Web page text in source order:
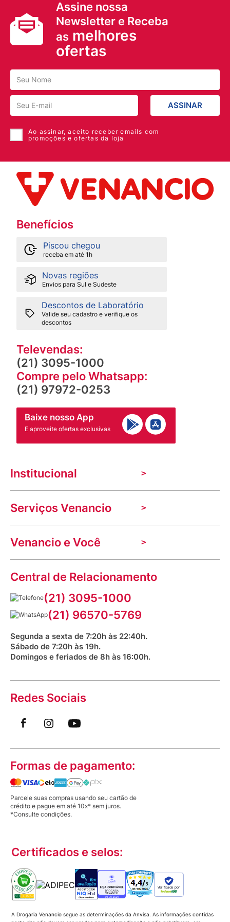
• Embalagem prática para uso diário e transporte
Assine nossa
Newsletter e Receba
as melhores
ofertas
ASSINAR
Ao assinar, aceito receber emails com
promoções e ofertas da loja
Benefícios
Piscou chegou
receba em até 1h
Novas regiões
Envios para Sul e Sudeste
Descontos de Laboratório
Valide seu cadastro e verifique os
descontos
Televendas:
(21) 3095-1000
Compre pelo Whatsapp:
(21) 97972-0253
Baixe nosso App
E aproveite ofertas exclusivas
Institucional
A Venancio
Trabalhe Conosco
Nossas lojas
Indique seu imóvel
Aniversário Venancio 2025
Serviços Venancio
Troca e devolução
Mecânica de promoções
Dúvidas frequentes
Prazos e entregas
Bioimpedância Gratuita
Venancio e Você
VClube - Programa de fidelidade
Fale com o farmacêutico
Fale conosco
Saúde na praça
Central de Relacionamento
(21) 3095-1000
(21) 96570-5769
Segunda a sexta de 7:20h às 22:40h.
Sábado de 7:20h às 19h.
Domingos e feriados de 8h às 16:00h.
Redes Sociais
Formas de pagamento:
Parcele suas compras usando seu cartão de
crédito e pague em até 10x* sem juros.
*Consulte condições.
Certificados e selos:
Verificada por
A Drogaria Venancio segue as determinações da Anvisa. As informações contidas